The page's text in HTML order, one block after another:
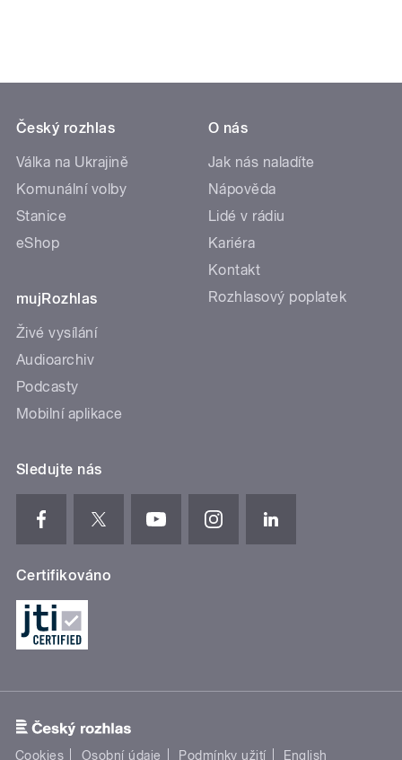
Český rozhlas
Válka na Ukrajině
Komunální volby
Stanice
eShop
mujRozhlas
Živé vysílání
Audioarchiv
Podcasty
Mobilní aplikace
O nás
Jak nás naladíte
Nápověda
Lidé v rádiu
Kariéra
Kontakt
Rozhlasový poplatek
Sledujte nás
Certifikováno
Cookies Osobní údaje Podmínky užití English